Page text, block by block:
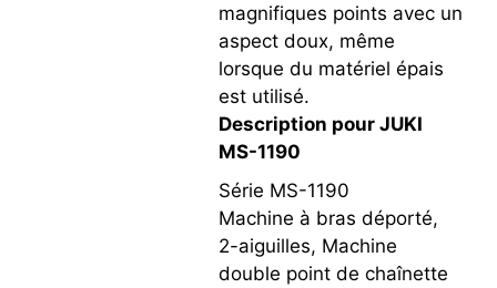
magnifiques points avec un
aspect doux, même
lorsque du matériel épais
est utilisé.
Description pour JUKI
MS-1190
Série MS-1190
Machine à bras déporté,
2-aiguilles, Machine
double point de chaînette